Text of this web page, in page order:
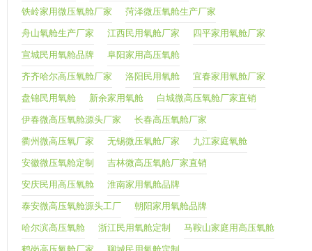
铁岭家用微压氧舱厂家 菏泽微压氧舱生产厂家
舟山氧舱生产厂家 江西民用氧舱厂家 四平家用氧舱厂家
宣城民用氧舱品牌 阜阳家用高压氧舱
齐齐哈尔高压氧舱厂家 洛阳民用氧舱 宜春家用氧舱厂家
盘锦民用氧舱 新余家用氧舱 白城微高压氧舱厂家直销
伊春微高压氧舱源头厂家 长春高压氧舱厂家
衢州微高压氧厂家 无锡微压氧舱厂家 九江家庭氧舱
安徽微压氧舱定制 吉林微高压氧舱厂家直销
安庆民用高压氧舱 淮南家用氧舱品牌
泰安微高压氧舱源头工厂 朝阳家用氧舱品牌
哈尔滨高压氧舱 浙江民用氧舱定制 马鞍山家庭用高压氧舱